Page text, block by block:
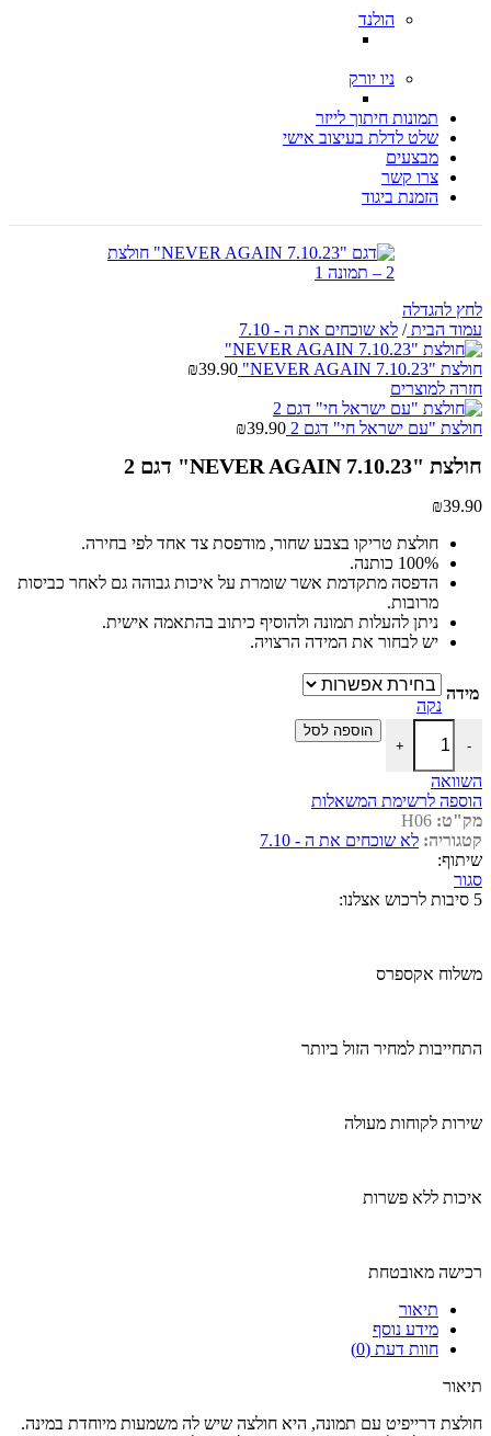
הולנד
ניו יורק
תמונות חיתוך לייזר
שלט לדלת בעיצוב אישי
מבצעים
צרו קשר
הזמנת ביגוד
לחץ להגדלה
עמוד הבית/ לא שוכחים את ה - 7.10
חולצת "NEVER AGAIN 7.10.23" ₪39.90
חזרה למוצרים
חולצת "עם ישראל חי" דגם 2 ₪39.90
חולצת "NEVER AGAIN 7.10.23" דגם 2
₪39.90
חולצת טריקו בצבע שחור, מודפסת צד אחד לפי בחירה.
100% כותנה.
הדפסה מתקדמת אשר שומרת על איכות גבוהה גם לאחר כביסות
מרובות.
ניתן להעלות תמונה ולהוסיף כיתוב בהתאמה אישית.
יש לבחור את המידה הרצויה.
מידה
נקה
-
כמות של חולצת "NEVER AGAIN 7.10.23" דגם 2
+
הוספה לסל
השוואה
הוספה לרשימת המשאלות
מק"ט: H06
קטגוריה: לא שוכחים את ה - 7.10
שיתוף:
סגור
5 סיבות לרכוש אצלנו:
משלוח אקספרס
התחייבות למחיר הזול ביותר
שירות לקוחות מעולה
איכות ללא פשרות
רכישה מאובטחת
תיאור
מידע נוסף
חוות דעת (0)
תיאור
חולצת דרייפיט עם תמונה, היא חולצה שיש לה משמעות מיוחדת במינה.